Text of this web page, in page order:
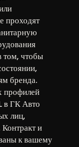
проходят
том, чтобы
бренда.
профилей
ГК Авто
лиц,
и
к вашему